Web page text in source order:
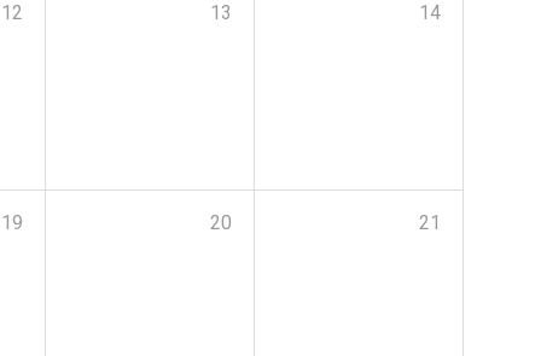
12 13 14
19 20 21